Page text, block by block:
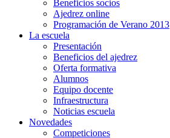
Beneficios socios
Ajedrez online
Programación de Verano 2013
La escuela
Presentación
Beneficios del ajedrez
Oferta formativa
Alumnos
Equipo docente
Infraestructura
Noticias escuela
Novedades
Competiciones